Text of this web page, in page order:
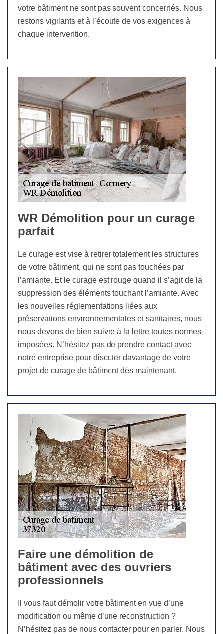
votre bâtiment ne sont pas souvent concernés. Nous
restons vigilants et à l’écoute de vos exigences à
chaque intervention.
WR Démolition pour un curage
parfait
Le curage est vise à retirer totalement les structures
de votre bâtiment, qui ne sont pas touchées par
l’amiante. Et le curage est rouge quand il s’agit de la
suppression des éléments touchant l’amiante. Avec
les nouvelles réglementations liées aux
préservations environnementales et sanitaires, nous
nous devons de bien suivre à la lettre toutes normes
imposées. N’hésitez pas de prendre contact avec
notre entreprise pour discuter davantage de votre
projet de curage de bâtiment dès maintenant.
Faire une démolition de
bâtiment avec des ouvriers
professionnels
Il vous faut démolir votre bâtiment en vue d’une
modification ou même d’une reconstruction ?
N’hésitez pas de nous contacter pour en parler. Nous